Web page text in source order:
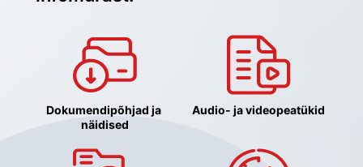
Dokumendipõhjad ja
näidised
Audio- ja videopeatükid